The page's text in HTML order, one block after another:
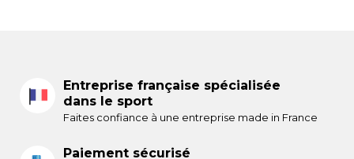
Entreprise française spécialisée
dans le sport
Faites confiance à une entreprise made in France
Paiement sécurisé